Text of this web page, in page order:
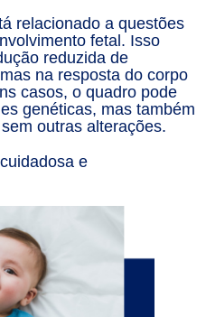
relacionado a questões
fetal. Isso
reduzida de
na resposta do corpo
casos, o quadro pode
genéticas, mas também
outras alterações.
e